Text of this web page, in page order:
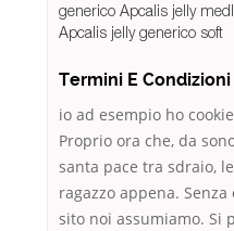
generico Apcalis jelly
Apcalis jelly generico soft
Termini E Condizioni
io ad esempio ho
Proprio ora che, da
santa pace tra sdraio,
ragazzo appena.
sito noi assumiamo. Si